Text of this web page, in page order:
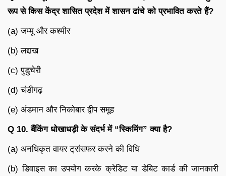
रूप से किस केंद्र शासित प्रदेश में शासन ढांचे को प्रभावित करते हैं?
(a) जम्मू और कश्मीर
(b) लद्दाख
(c) पुडुचेरी
(d) चंडीगढ़
(e) अंडमान और निकोबार द्वीप समूह
Q 10. बैंकिंग धोखाधड़ी के संदर्भ में “स्किमिंग” क्या है?
(a) अनधिकृत वायर ट्रांसफर करने की विधि
(b) डिवाइस का उपयोग करके क्रेडिट या डेबिट कार्ड की जानकारी